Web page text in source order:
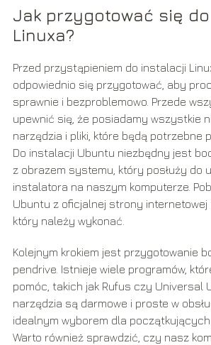
Jak przygotować się
Linuxa?
Przed przystąpieniem do instalacji
odpowiednio się przygotować, aby
sprawnie i bezproblemowo. Przede
upewnić się, że posiadamy wszystkie
narzędzia i pliki, które będą potrzebne
Do instalacji Ubuntu niezbędny jest
z obrazem systemu, który posłuży do
instalatora na naszym komputerze.
Ubuntu z oficjalnej strony internetowej
który należy wykonać.
Kolejnym krokiem jest przygotowanie
pendrive. Istnieje wiele programów,
pomóc, takich jak Rufus czy Universal
narzędzia są darmowe i proste w
idealnym wyborem dla początkujących
Warto również sprawdzić, czy nasz